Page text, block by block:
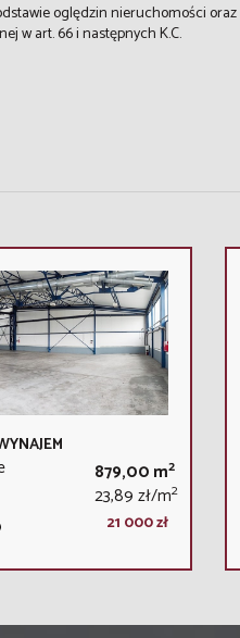
oględzin nieruchomości
w art. 66 i następnych K.C.
879,00 m2
23,89 zł/m2
21 000 zł